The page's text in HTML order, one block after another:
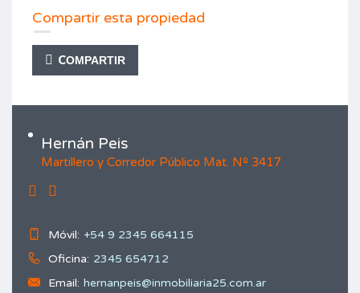
Compartir esta propiedad
COMPARTIR
Hernán Peis
Martillero y Corredor Público Mat. Nº 3417
Móvil: +54 9 2345 664115
Oficina: 2345 654712
Email: hernanpeis@inmobiliaria25.com.ar